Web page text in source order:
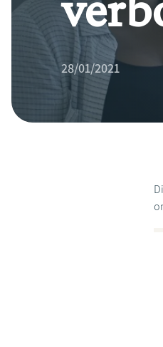
28/01/2021